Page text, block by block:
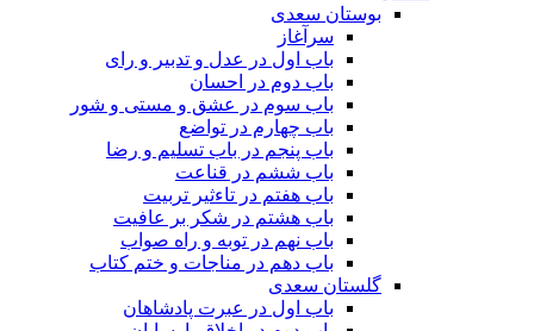
بوستان سعدی
سرآغاز
باب اول در عدل و تدبیر و رای
باب دوم در احسان
باب سوم در عشق و مستی و شور
باب چهارم در تواضع
باب پنجم در باب تسلیم و رضا
باب ششم در قناعت
باب هفتم در تاءثیر تربیت
باب هشتم در شکر بر عافیت
باب نهم در توبه و راه صواب
باب دهم در مناجات و ختم کتاب
گلستان سعدی
باب اول در عبرت پادشاهان